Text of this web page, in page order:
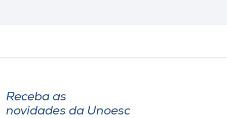
Receba as
novidades da Unoesc